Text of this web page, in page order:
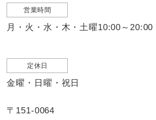
営業時間
月・火・水・木・土曜10:00～
定休日
金曜・日曜・祝日
〒151-0064